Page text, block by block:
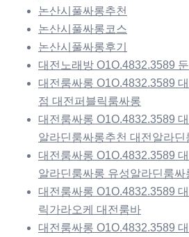
논산시풀싸롱추천
논산시풀싸롱코스
논산시풀싸롱후기
대전노래방 O1O.4832.3589
대전룸싸롱 O1O.4832.3589
점 대전퍼블릭룸싸롱
대전룸싸롱 O1O.4832.3589
알라딘룸싸롱추천 대전알라딘
대전룸싸롱 O1O.4832.3589
알라딘룸싸롱 유성알라딘룸싸
대전룸싸롱 O1O.4832.3589
릭가라오케 대전룸바
대전룸싸롱 O1O.4832.3589